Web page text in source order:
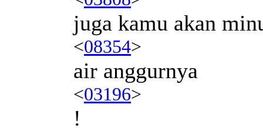
juga kamu akan
<08354>
air anggurnya
<03196>
!